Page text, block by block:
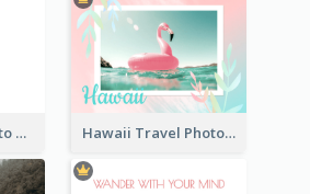
Blank Travel Photo Book Hawaii Travel Photo Book